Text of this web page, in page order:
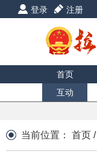
登录 注册
首页
互动
当前位置： 首页 /